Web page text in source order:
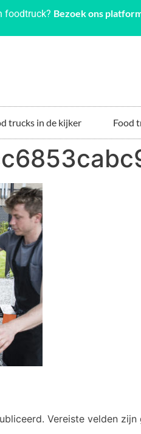
foodtruck? Bezoek ons
trucks in de kijker Food
Vereiste velden zijn